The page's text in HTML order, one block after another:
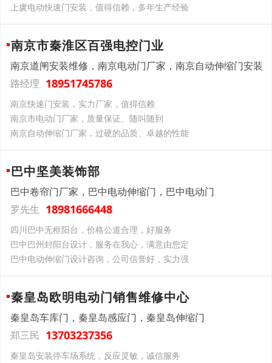
上虞电动快速门安装，值得信赖，多年生产经验
南京市秦淮区百强电控门业
南京道闸安装维修，南京电动门厂家，南京自动伸缩门安装
路经理 18951745786
南京快速门安装，实力厂家，值得信赖
南京市电动门厂家，质量保证、随叫随到
南京自动伸缩门厂家，过硬的品质、卓越的性能
巴中坚美装饰部
巴中卷帘门厂家，巴中电动伸缩门，巴中电动门
罗先生 18981666448
四川巴中无框阳台，价格公道合理，好服务
巴中巴州封阳台设计，服务在我心，满意由您定
巴中电动伸缩门设计咨询，公司信誉好，实力强
秦皇岛欧明电动门销售维修中心
秦皇岛车库门，秦皇岛感应门，秦皇岛伸缩门
郑三民 13703237356
秦皇岛安装停车场系统，反应灵敏，诚信服务